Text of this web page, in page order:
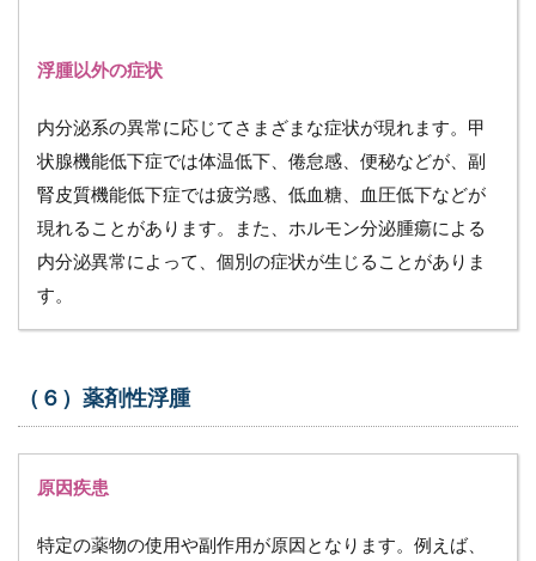
問
看
の
役
割
と
は
6.1
定
医師
への
提供
6.3
プラ
浮腫以外の症状
内分泌系の異常に応じてさまざまな症状が現れます。甲
状腺機能低下症では体温低下、倦怠感、便秘などが、副
腎皮質機能低下症では疲労感、低血糖、血圧低下などが
現れることがあります。また、ホルモン分泌腫瘍による
内分泌異常によって、個別の症状が生じることがありま
す。
（６）薬剤性浮腫
原因疾患
特定の薬物の使用や副作用が原因となります。例えば、